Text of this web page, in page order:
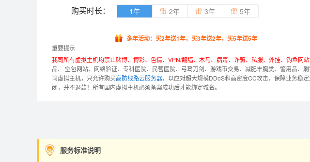
购买时长： 1年 2年 3年 5年
多年活动：买2年送1年，买3年送2年，买5年送5年
重要提示
我司所有虚拟主机均禁止赌博、博彩、色情、VPN/翻墙、木马、病毒、诈骗、私服、外挂、钓鱼网
品、 空包网站、网络验证、专科医院、民营医院、弓驽刀剑、游戏币交易、减肥丰胸类、警用品、
司虚拟主机，只允许购买高防线路云服务器，以应对超大规模DDoS和高密度CC攻击，保障业务稳定
闭，并不退款！ 所有国内虚拟主机必须备案成功后才能绑定域名。
服务标准说明